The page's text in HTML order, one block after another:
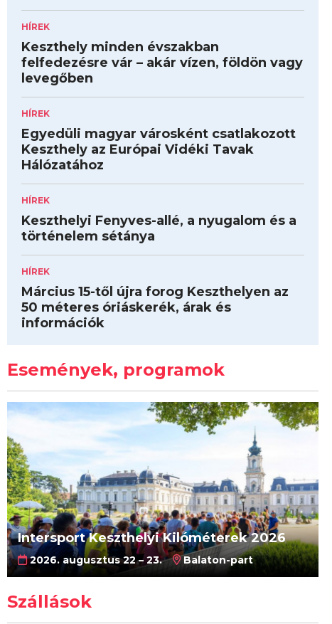
HÍREK
Keszthely minden évszakban
felfedezésre vár – akár vízen, földön vagy
levegőben
HÍREK
Egyedüli magyar városként csatlakozott
Keszthely az Európai Vidéki Tavak
Hálózatához
HÍREK
Keszthelyi Fenyves-allé, a nyugalom és a
történelem sétánya
HÍREK
Március 15-től újra forog Keszthelyen az
50 méteres óriáskerék, árak és
információk
Események, programok
Intersport Keszthelyi Kilóméterek 2026
2026. augusztus 22 – 23. Balaton-part
Szállások